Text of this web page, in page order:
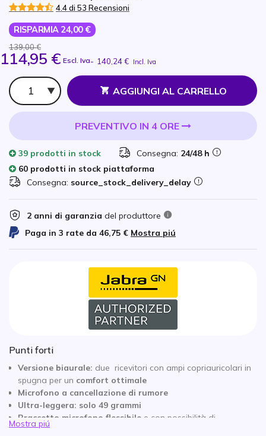
4.4 di 53 Recensioni
RISPARMIA 24,00 €
139,00 €
114,95 € Escl. Iva- 140,24 € Incl. Iva
Qtà
AGGIUNGI AL CARRELLO
PREVENTIVO IN 4 ORE
39 prodotti in stock Consegna: 24/48 h
60 prodotti in stock piattaforma
Consegna: source_stock_delivery_delay
2 anni di garanzia del produttore
Paga in 3 rate da 46,75 € Mostra piú
Punti forti
Versione biaurale: due ricevitori con ampi copriauricolari in
spugna per un comfort ottimale
Microfono a cancellazione di rumore
Ultra-leggera: solo 49 grammi
Braccetto microfono flessibile e con possibilità di
rotazione a 360°
Mostra piú